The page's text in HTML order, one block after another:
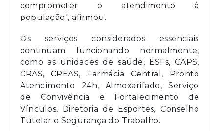
comprometer o atendimento à
população”, afirmou.
Os serviços considerados essenciais
continuam funcionando normalmente,
como as unidades de saúde, ESFs, CAPS,
CRAS, CREAS, Farmácia Central, Pronto
Atendimento 24h, Almoxarifado, Serviço
de Convivência e Fortalecimento de
Vínculos, Diretoria de Esportes, Conselho
Tutelar e Segurança do Trabalho.